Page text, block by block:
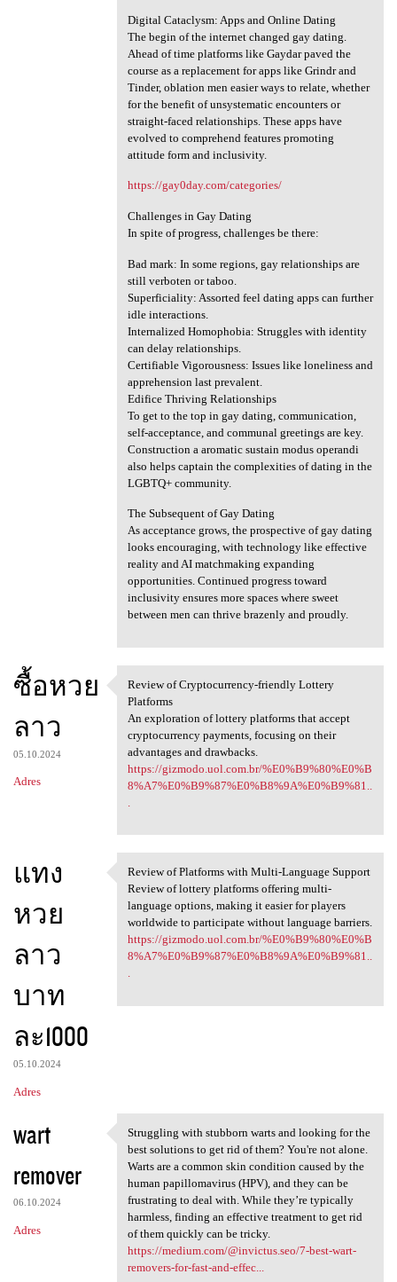
Digital Cataclysm: Apps and Online Dating
The begin of the internet changed gay dating.
Ahead of time platforms like Gaydar paved the
course as a replacement for apps like Grindr and
Tinder, oblation men easier ways to relate, whether
for the benefit of unsystematic encounters or
straight-faced relationships. These apps have
evolved to comprehend features promoting
attitude form and inclusivity.
https://gay0day.com/categories/
Challenges in Gay Dating
In spite of progress, challenges be there:
Bad mark: In some regions, gay relationships are
still verboten or taboo.
Superficiality: Assorted feel dating apps can further
idle interactions.
Internalized Homophobia: Struggles with identity
can delay relationships.
Certifiable Vigorousness: Issues like loneliness and
apprehension last prevalent.
Edifice Thriving Relationships
To get to the top in gay dating, communication,
self-acceptance, and communal greetings are key.
Construction a aromatic sustain modus operandi
also helps captain the complexities of dating in the
LGBTQ+ community.
The Subsequent of Gay Dating
As acceptance grows, the prospective of gay dating
looks encouraging, with technology like effective
reality and AI matchmaking expanding
opportunities. Continued progress toward
inclusivity ensures more spaces where sweet
between men can thrive brazenly and proudly.
ซื้อหวย
ลาว
05.10.2024
Adres
Review of Cryptocurrency
Review of Cryptocurrency-friendly Lottery
Platforms
An exploration of lottery platforms that accept
cryptocurrency payments, focusing on their
advantages and drawbacks.
https://gizmodo.uol.com.br/%E0%B9%80%E0%B
8%A7%E0%B9%87%E0%B8%9A%E0%B9%81..
แทง
หวย
ลาว
บาท
ละ1000
05.10.2024
Adres
Review of Platforms with
Review of Platforms with Multi-Language Support
Review of lottery platforms offering multi-
language options, making it easier for players
worldwide to participate without language barriers.
https://gizmodo.uol.com.br/%E0%B9%80%E0%B
8%A7%E0%B9%87%E0%B8%9A%E0%B9%81..
.
wart
remover
06.10.2024
Adres
Struggling with stubborn
Struggling with stubborn warts and looking for the
best solutions to get rid of them? You're not alone.
Warts are a common skin condition caused by the
human papillomavirus (HPV), and they can be
frustrating to deal with. While they’re typically
harmless, finding an effective treatment to get rid
of them quickly can be tricky.
https://medium.com/@invictus.seo/7-best-wart-
removers-for-fast-and-effec...